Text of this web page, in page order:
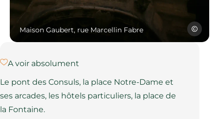
Maison Gaubert, rue Marcellin FabreMaison Gaubert, rue
Jérôme
A voir absolument
Le pont des Consuls, la place Notre-Dame et
ses arcades, les hôtels particuliers, la place de
la Fontaine.